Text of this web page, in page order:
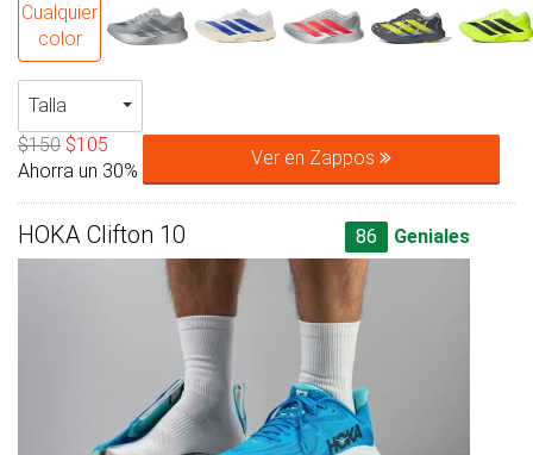
Cualquier
color
Talla
$150 $105
Ahorra un 30%
Ver en Zappos
HOKA Clifton 10 86 Geniales